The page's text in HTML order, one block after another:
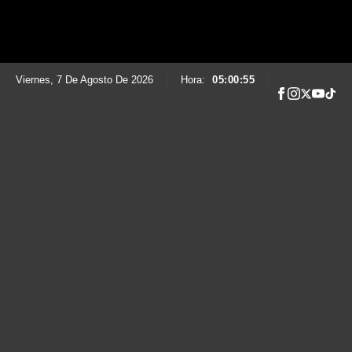
Viernes, 7 De Agosto De 2026 Hora: 05:00:56